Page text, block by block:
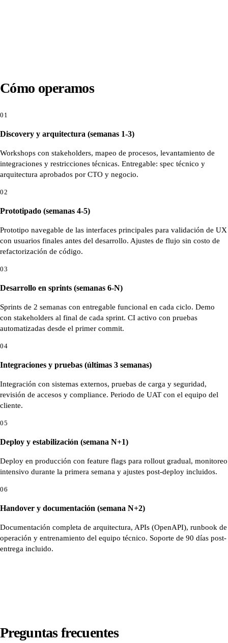
Cómo operamos
01
Discovery y arquitectura (semanas 1-3)
Workshops con stakeholders, mapeo de procesos, levantamiento de
integraciones y restricciones técnicas. Entregable: spec técnico y
arquitectura aprobados por CTO y negocio.
02
Prototipado (semanas 4-5)
Prototipo navegable de las interfaces principales para validación de UX
con usuarios finales antes del desarrollo. Ajustes de flujo sin costo de
refactorización de código.
03
Desarrollo en sprints (semanas 6-N)
Sprints de 2 semanas con entregable funcional en cada ciclo. Demo
con stakeholders al final de cada sprint. CI activo con pruebas
automatizadas desde el primer commit.
04
Integraciones y pruebas (últimas 3 semanas)
Integración con sistemas externos, pruebas de carga y seguridad,
revisión de accesos y compliance. Periodo de UAT con el equipo del
cliente.
05
Deploy y estabilización (semana N+1)
Deploy en producción con feature flags para rollout gradual, monitoreo
intensivo durante la primera semana y ajustes post-deploy incluidos.
06
Handover y documentación (semana N+2)
Documentación completa de arquitectura, APIs (OpenAPI), runbook de
operación y entrenamiento del equipo técnico. Soporte de 90 días post-
entrega incluido.
Preguntas frecuentes